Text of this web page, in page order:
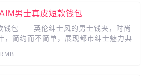
AIM男士真皮短款钱包
钱包 英伦绅士风的男士钱夹，时尚
，简约而不简单，展现都市绅士魅力典